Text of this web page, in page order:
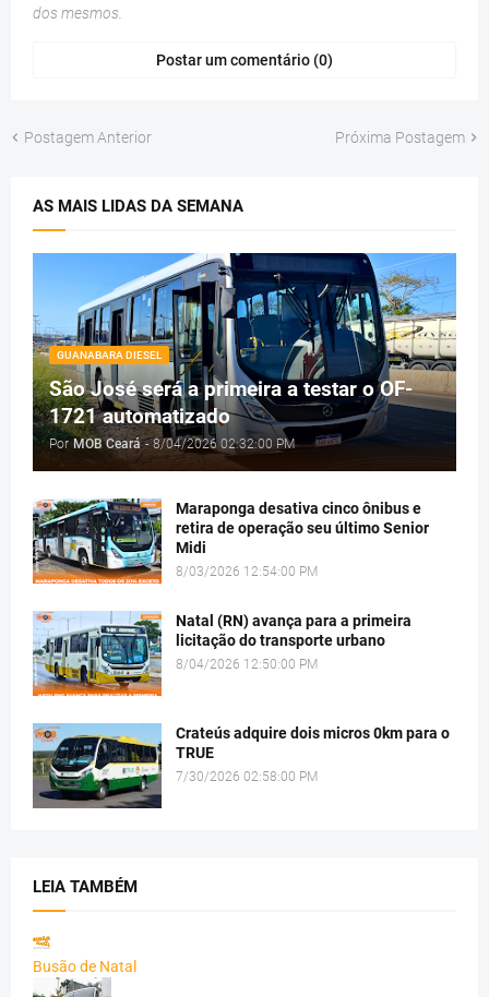
dos mesmos.
Postar um comentário (0)
Postagem Anterior Próxima Postagem
AS MAIS LIDAS DA SEMANA
GUANABARA DIESEL
São José será a primeira a testar o OF-
1721 automatizado
Por MOB Ceará - 8/04/2026 02:32:00 PM
Maraponga desativa cinco ônibus e
retira de operação seu último Senior
Midi
8/03/2026 12:54:00 PM
Natal (RN) avança para a primeira
licitação do transporte urbano
8/04/2026 12:50:00 PM
Crateús adquire dois micros 0km para o
TRUE
7/30/2026 02:58:00 PM
LEIA TAMBÉM
Busão de Natal